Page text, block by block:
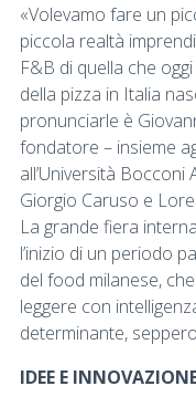
«Volevamo fare un
piccola realtà
F&B di quella che
della pizza in Italia
pronunciarle è
fondatore – insieme
all’Università Bocconi
Giorgio Caruso e
La grande fiera
l’inizio di un periodo
del food milanese,
leggere con
determinante,
IDEE E